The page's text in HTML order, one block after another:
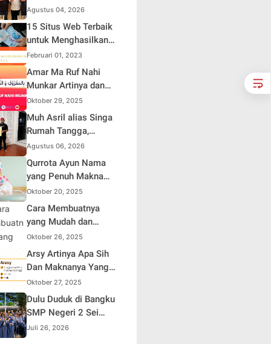
Aksi Main Hakim
Sendiri
dengan Polda Metro
Jaya, Tegaskan
Komitmen Menjaga
Jakarta Aman, Damai,
dan Kondusif Jelang
HUT ke-81 Republik
Indonesia
Agustus 04, 2026
15 Situs Web Terbaik
untuk Menghasilkan
Uang Online
Februari 01, 2023
Amar Ma Ruf Nahi
Munkar Artinya dan
Maknanya dalam
Islam
Oktober 29, 2025
Muh Asril alias Singa
Rumah Tangga,
Kreator Kocak yang
Jago Bikin Kisah
Suami Takut Istri Jadi
Hiburan
Agustus 06, 2026
Qurrota Ayun Nama
yang Penuh Makna
dalam Kehidupan
Muslim Indonesia
Oktober 20, 2025
Cara Membuatnya
yang Mudah dan
Efisien untuk Pemula
Oktober 26, 2025
Arsy Artinya Apa Sih
Dan Maknanya Yang
Mendalam
Oktober 27, 2025
Dulu Duduk di Bangku
SMP Negeri 2 Sei
Rampah, Kini Penulis
Juli 26, 2026